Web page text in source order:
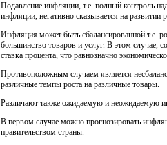
Подавление инфляции, т.е. полный контроль
инфляции, негативно сказывается на
Инфляция может быть сбалансированной т.е.
большинство товаров и услуг. В этом случае,
ставка процента, что равнозначно
Противоположным случаем является
различные темпы роста на различные товары.
Различают также ожидаемую и неожидаемую
В первом случае можно прогнозировать
правительством страны.